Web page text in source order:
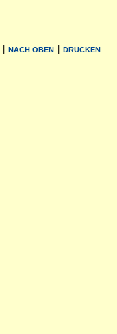
| NACH OBEN | DRUCKEN